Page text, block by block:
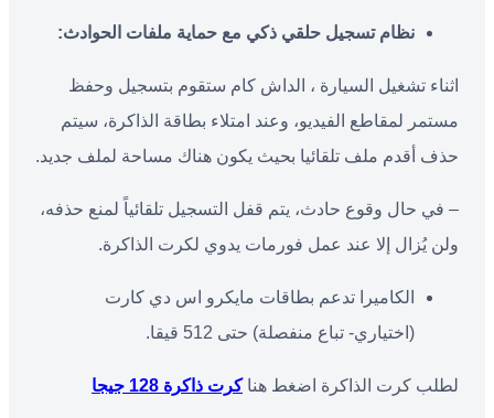
نظام تسجيل حلقي ذكي مع حماية ملفات الحوادث:
اثناء تشغيل السيارة ، الداش كام ستقوم بتسجيل وحفظ
مستمر لمقاطع الفيديو، وعند امتلاء بطاقة الذاكرة، سيتم
حذف أقدم ملف تلقائيا بحيث يكون هناك مساحة لملف جديد.
– في حال وقوع حادث، يتم قفل التسجيل تلقائياً لمنع حذفه،
ولن يُزال إلا عند عمل فورمات يدوي لكرت الذاكرة.
الكاميرا تدعم بطاقات مايكرو اس دي كارت
(اختياري- تباع منفصلة) حتى 512 قيقا.
لطلب كرت الذاكرة اضغط هناكرت ذاكرة 128 جيجا